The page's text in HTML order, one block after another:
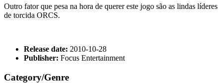
Outro fator que pesa na hora de querer este jogo são as lindas líderes
de torcida ORCS.
Release date: 2010-10-28
Publisher: Focus Entertainment
Category/Genre